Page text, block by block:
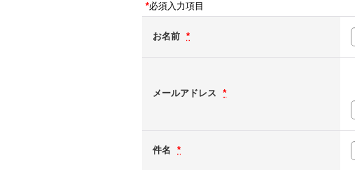
*必須入力項目
お名前 *
メールアドレス *
件名 *